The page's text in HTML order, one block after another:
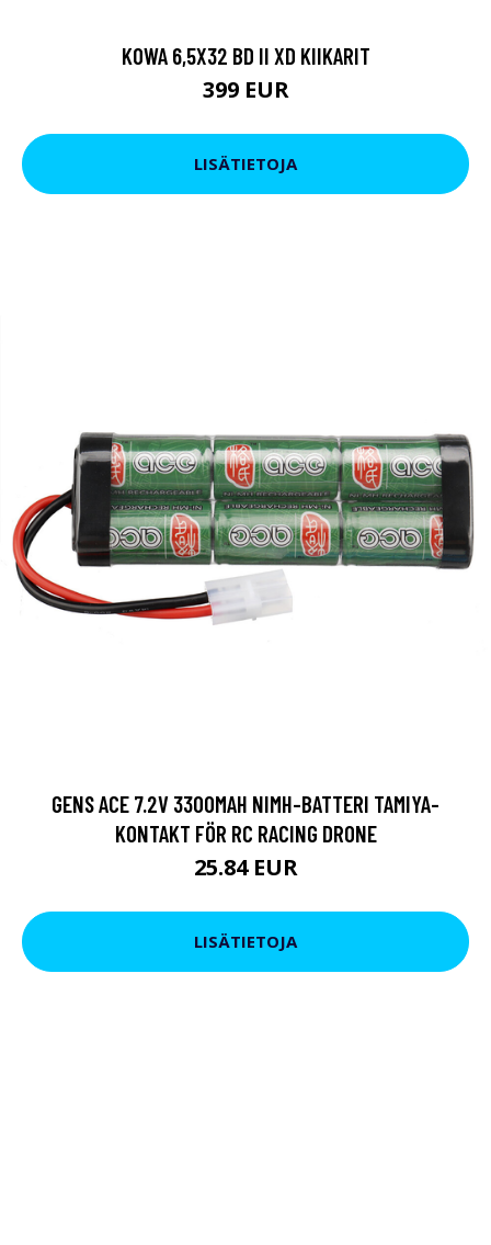
KOWA 6,5X32 BD II XD KIIKARIT
399 EUR
LISÄTIETOJA
GENS ACE 7.2V 3300MAH NIMH-BATTERI TAMIYA-
KONTAKT FÖR RC RACING DRONE
25.84 EUR
LISÄTIETOJA